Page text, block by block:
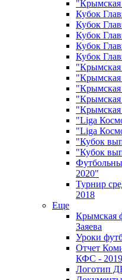
"Крымская
Кубок
Кубок
Кубок
Кубок
Кубок
"Крымская
"Крымская
"Крымская
"Крымская
"Крымская
"Liga
"Liga
"Кубок
"Кубок
2020"
Турнир
2018
Еще
Крымская
Заяева
Уроки
Отчет
КФС - 2019
Логотип